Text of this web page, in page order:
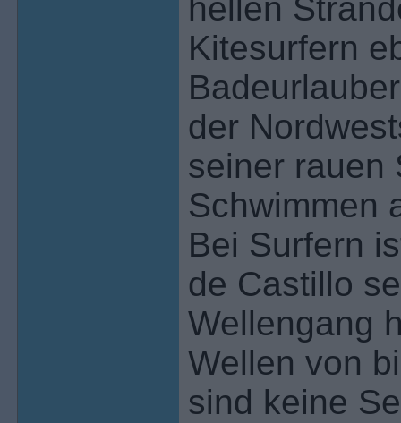
hellen
Kitesurfern
der
seiner rauen
Schwimmen
Bei Surfern
de Castillo
Wellengang
Wellen von
sind keine